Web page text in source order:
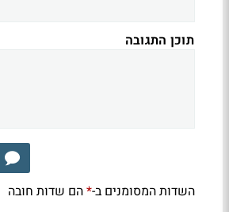
תוכן התגובה
השדות המסומנים ב-*הם שדות חובה